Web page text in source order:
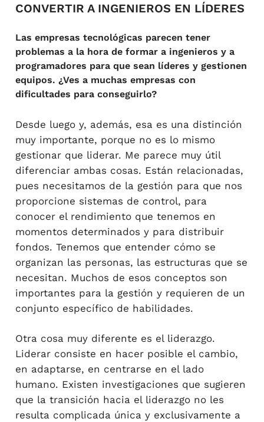
CONVERTIR A INGENIEROS EN LÍDERES
Las empresas tecnológicas parecen tener
problemas a la hora de formar a ingenieros y a
programadores para que sean líderes y gestionen
equipos. ¿Ves a muchas empresas con
dificultades para conseguirlo?
Desde luego y, además, esa es una distinción
muy importante, porque no es lo mismo
gestionar que liderar. Me parece muy útil
diferenciar ambas cosas. Están relacionadas,
pues necesitamos de la gestión para que nos
proporcione sistemas de control, para
conocer el rendimiento que tenemos en
momentos determinados y para distribuir
fondos. Tenemos que entender cómo se
organizan las personas, las estructuras que se
necesitan. Muchos de esos conceptos son
importantes para la gestión y requieren de un
conjunto específico de habilidades.
Otra cosa muy diferente es el liderazgo.
Liderar consiste en hacer posible el cambio,
en adaptarse, en centrarse en el lado
humano. Existen investigaciones que sugieren
que la transición hacia el liderazgo no les
resulta complicada única y exclusivamente a